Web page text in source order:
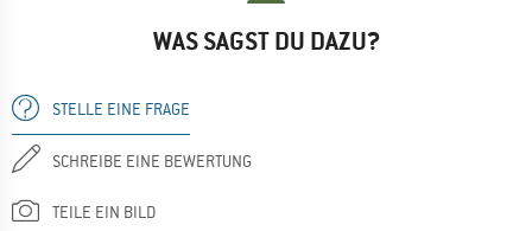
WAS SAGST DU DAZU?
STELLE EINE FRAGE
SCHREIBE EINE BEWERTUNG
TEILE EIN BILD